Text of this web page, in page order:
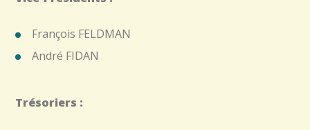
François FELDMAN
André FIDAN
Trésoriers :